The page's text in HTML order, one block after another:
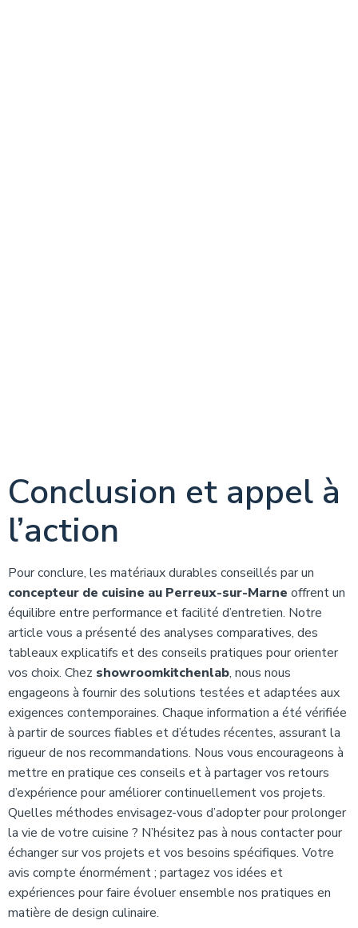
Conclusion et appel à
l’action
Pour conclure, les matériaux durables conseillés par un
concepteur de cuisine au Perreux-sur-Marne offrent un
équilibre entre performance et facilité d’entretien. Notre
article vous a présenté des analyses comparatives, des
tableaux explicatifs et des conseils pratiques pour orienter
vos choix. Chez showroomkitchenlab, nous nous
engageons à fournir des solutions testées et adaptées aux
exigences contemporaines. Chaque information a été vérifiée
à partir de sources fiables et d’études récentes, assurant la
rigueur de nos recommandations. Nous vous encourageons à
mettre en pratique ces conseils et à partager vos retours
d’expérience pour améliorer continuellement vos projets.
Quelles méthodes envisagez-vous d’adopter pour prolonger
la vie de votre cuisine ? N’hésitez pas à nous contacter pour
échanger sur vos projets et vos besoins spécifiques. Votre
avis compte énormément ; partagez vos idées et
expériences pour faire évoluer ensemble nos pratiques en
matière de design culinaire.